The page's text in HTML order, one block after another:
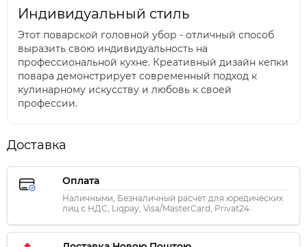
Индивидуальный стиль
Этот поварской головной убор - отличный способ
выразить свою индивидуальность на
профессиональной кухне. Креативный дизайн кепки
повара демонстрирует современный подход к
кулинарному искусству и любовь к своей
профессии.
Доставка
Оплата
Наличными, Безналичный расчет для юредических
лиц с НДС, Liqpay, Visa/MasterCard, Privat24